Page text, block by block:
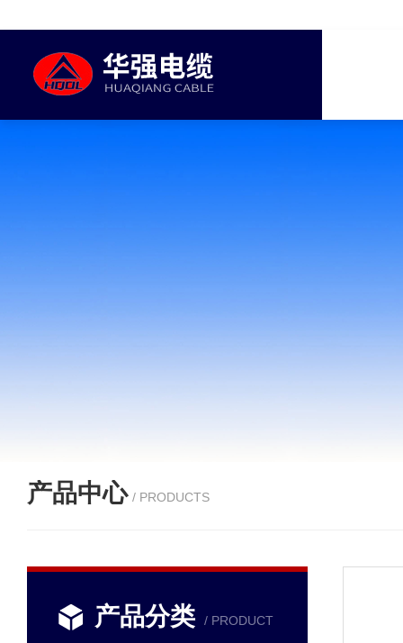
产品中心 / PRODUCTS
产品分类 / PRODUCT